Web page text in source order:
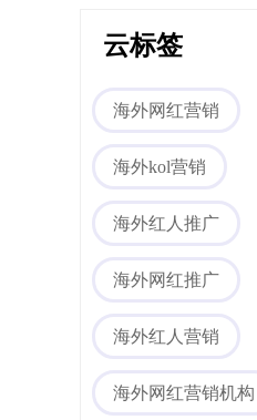
Tiktok海外营销
云标签
海外网红营销
海外kol营销
海外红人推广
海外网红推广
海外红人营销
海外网红营销机构